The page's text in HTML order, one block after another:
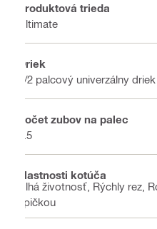
Produktová trieda
Ultimate
Driek
1/2 palcový univerzálny driek
Počet zubov na palec
1.5
Vlastnosti kotúča
Dlhá životnosť, Rýchly rez,
špičkou